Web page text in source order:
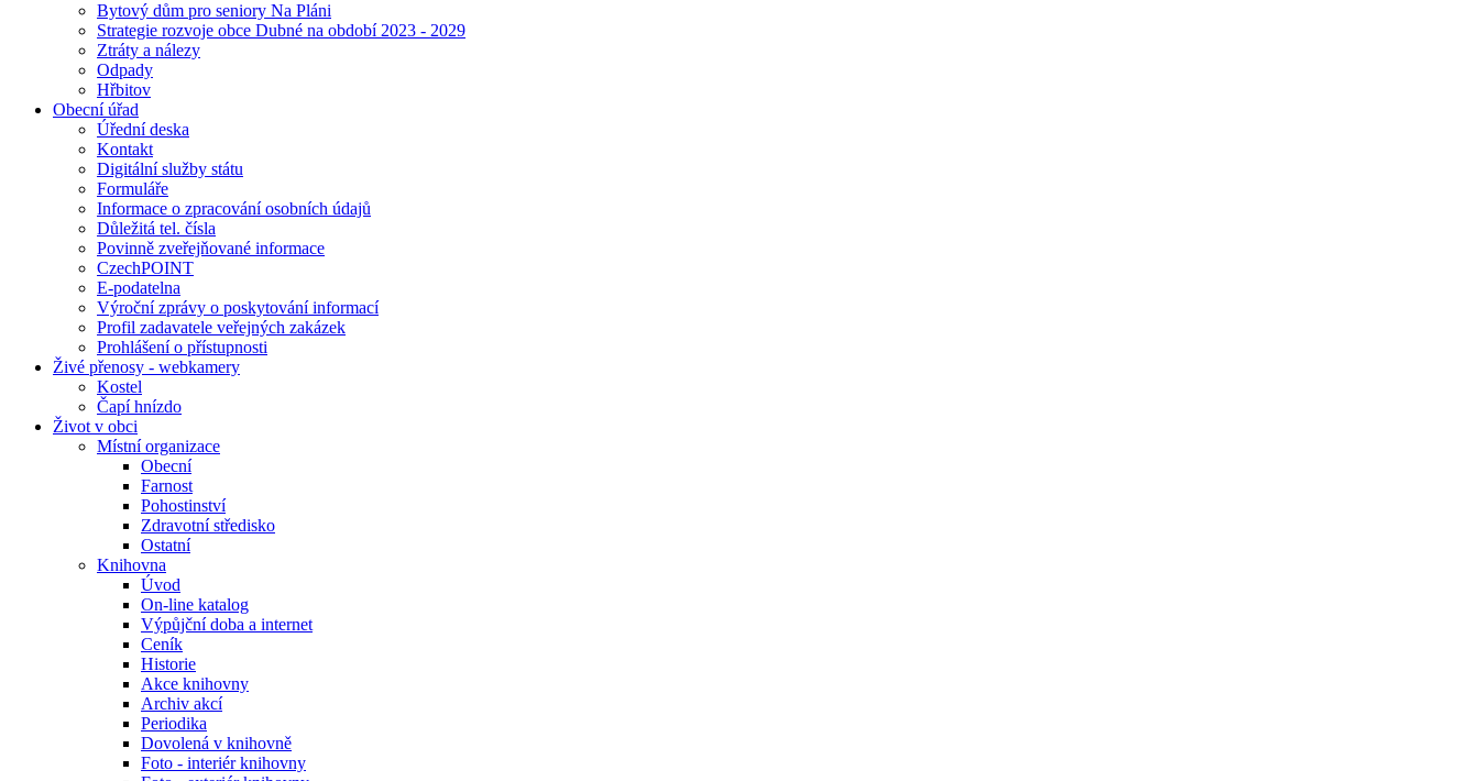
Bytový dům pro seniory Na Pláni
Strategie rozvoje obce Dubné na období 2023 - 2029
Ztráty a nálezy
Odpady
Hřbitov
Obecní úřad
Úřední deska
Kontakt
Digitální služby státu
Formuláře
Informace o zpracování osobních údajů
Důležitá tel. čísla
Povinně zveřejňované informace
CzechPOINT
E-podatelna
Výroční zprávy o poskytování informací
Profil zadavatele veřejných zakázek
Prohlášení o přístupnosti
Živé přenosy - webkamery
Kostel
Čapí hnízdo
Život v obci
Místní organizace
Obecní
Farnost
Pohostinství
Zdravotní středisko
Ostatní
Knihovna
Úvod
On-line katalog
Výpůjční doba a internet
Ceník
Historie
Akce knihovny
Archiv akcí
Periodika
Dovolená v knihovně
Foto - interiér knihovny